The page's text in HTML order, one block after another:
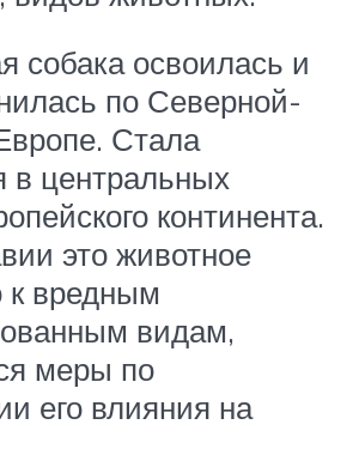
собака освоилась и
по Северной-
Стала
в центральных
континента.
это животное
к вредным
видам,
меры по
его влияния на